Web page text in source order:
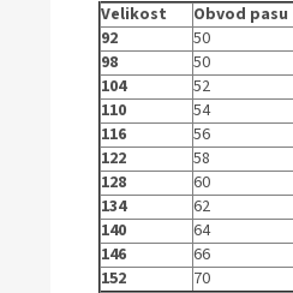
Velikost
Obvod pasu
92
50
98
50
104
52
110
54
116
56
122
58
128
60
134
62
140
64
146
66
152
70